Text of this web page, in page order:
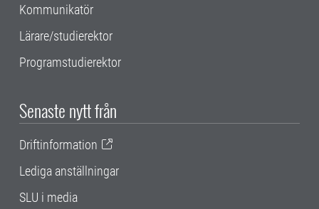
Kommunikatör
Lärare/studierektor
Programstudierektor
Senaste nytt från
Driftinformation
Lediga anställningar
SLU i media